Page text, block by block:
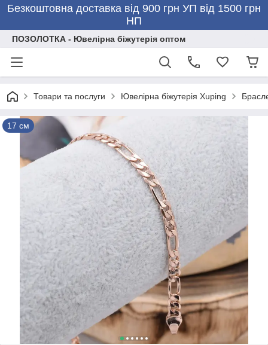
Безкоштовна доставка від 900 грн УП від 1500 грн
НП
ПОЗОЛОТКА - Ювелірна біжутерія оптом
Товари та послуги Ювелірна біжутерія Xuping
17 см